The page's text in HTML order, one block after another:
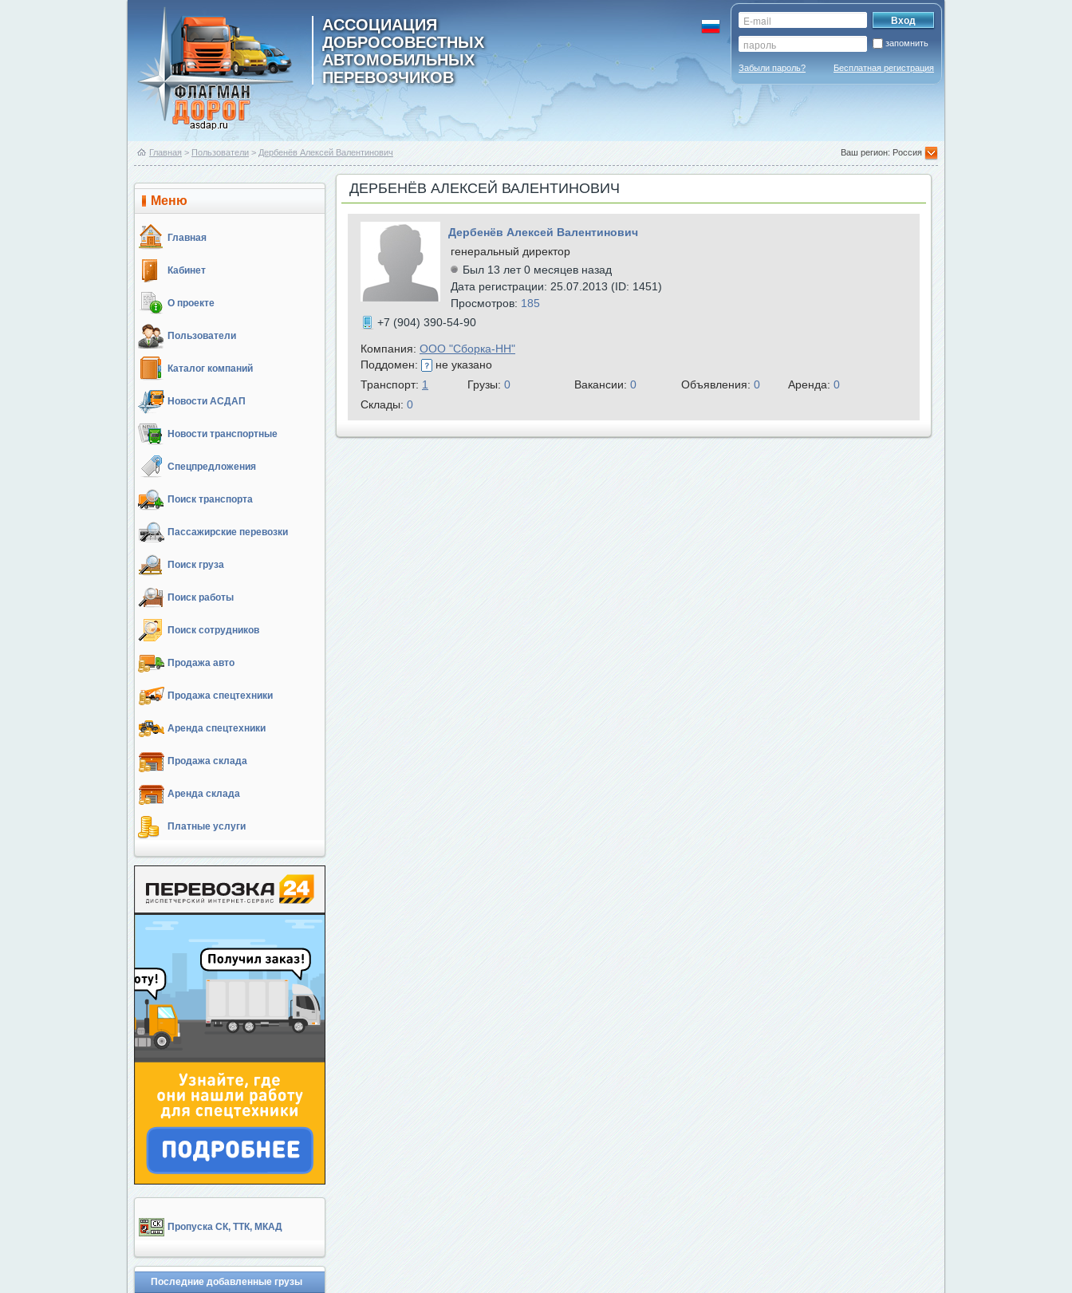
АССОЦИАЦИЯ
ДОБРОСОВЕСТНЫХ
АВТОМОБИЛЬНЫХ
ПЕРЕВОЗЧИКОВ
запомнить
Забыли пароль? Бесплатная регистрация
Главная > Пользователи > Дербенёв Алексей Валентинович Ваш регион: Россия
Меню
Главная
Кабинет
О проекте
Пользователи
Каталог компаний
Новости АСДАП
Новости транспортные
Спецпредложения
Поиск транспорта
Пассажирские перевозки
Поиск груза
Поиск работы
Поиск сотрудников
Продажа авто
Продажа спецтехники
Аренда спецтехники
Продажа склада
Аренда склада
Платные услуги
Пропуска СК, ТТК, МКАД
Последние добавленные грузы
ДЕРБЕНЁВ АЛЕКСЕЙ ВАЛЕНТИНОВИЧ
Дербенёв Алексей Валентинович
генеральный директор
Был 13 лет 0 месяцев назад
Дата регистрации: 25.07.2013 (ID: 1451)
Просмотров: 185
+7 (904) 390-54-90
Компания: ООО "Сборка-НН"
Поддомен:
не указано
Транспорт: 1 Грузы: 0 Вакансии: 0 Объявления: 0 Аренда: 0
Склады: 0